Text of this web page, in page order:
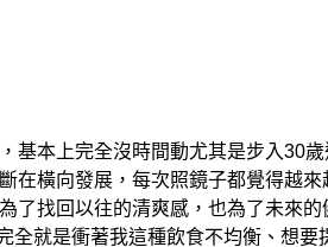
基本上完全沒時間動尤其是步入30歲
在橫向發展，每次照鏡子都覺得越來
了找回以往的清爽感，也為了未來
全就是衝著我這種飲食不均衡、想要